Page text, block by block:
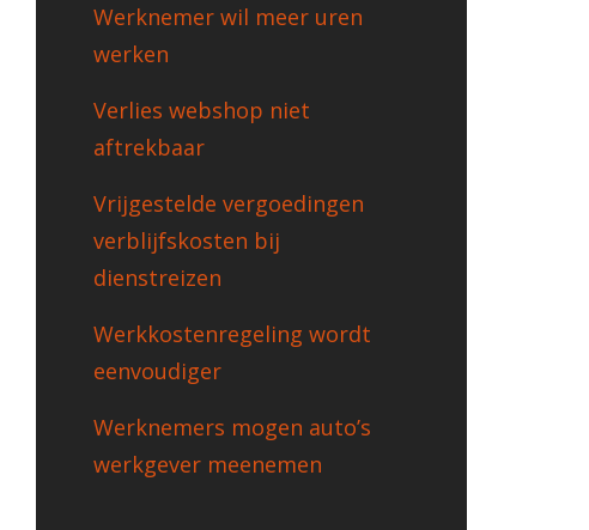
Werknemer wil meer uren
werken
Verlies webshop niet
aftrekbaar
Vrijgestelde vergoedingen
verblijfskosten bij
dienstreizen
Werkkostenregeling wordt
eenvoudiger
Werknemers mogen auto’s
werkgever meenemen